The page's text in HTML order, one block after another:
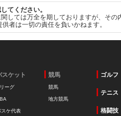
てください。
しては万全を期しておりますが、そ
者は一切の責任を負いかねます。
スケット
ーグ
スケ代表
競馬
競馬
地方競馬
ゴルフ
テニス
格闘技